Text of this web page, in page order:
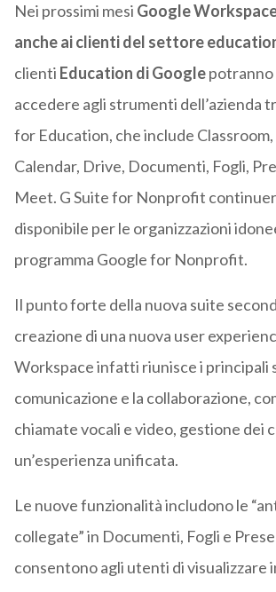
Nei prossimi mesi Google
anche ai clienti del settore
clienti Education di Googlepotranno
accedere agli strumenti dell’azienda
for Education, che include Classroom,
Calendar, Drive, Documenti, Fogli,
Meet. G Suite for Nonprofit
disponibile per le organizzazioni
programma Google for Nonprofit.
Il punto forte della nuova suite
creazione di una nuova user
Workspace infatti riunisce i principali
comunicazione e la collaborazione,
chiamate vocali e video, gestione dei
un’esperienza unificata.
Le nuove funzionalità includono le
collegate” in Documenti, Fogli e
consentono agli utenti di visualizzare